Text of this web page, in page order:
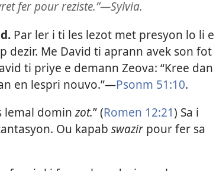
fer pour reziste.”​—Sylvia.
Par ler i ti les lezot met presyon lo li e
dezir. Me David ti aprann avek son fot
ti priye e demann Zeova: “Kree dan
en lespri nouvo.”​—Psonm 51:10.
lemal dominzot.” (Romen 12:21) Sa i
Ou kapab swazir pour fer sa